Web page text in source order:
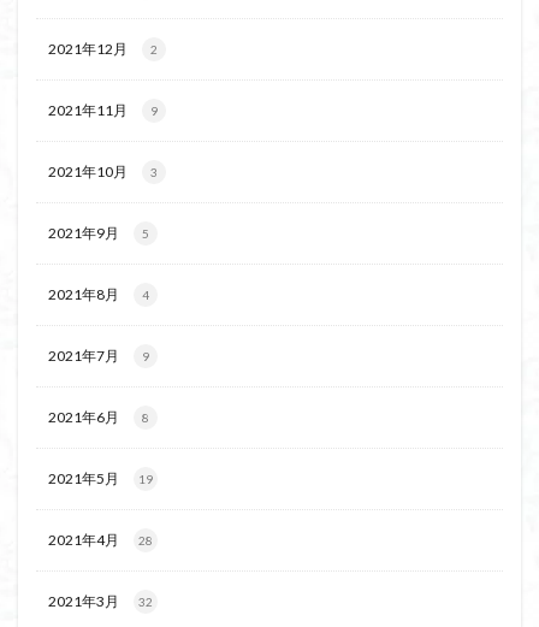
2021年12月 2
2021年11月 9
2021年10月 3
2021年9月 5
2021年8月 4
2021年7月 9
2021年6月 8
2021年5月 19
2021年4月 28
2021年3月 32